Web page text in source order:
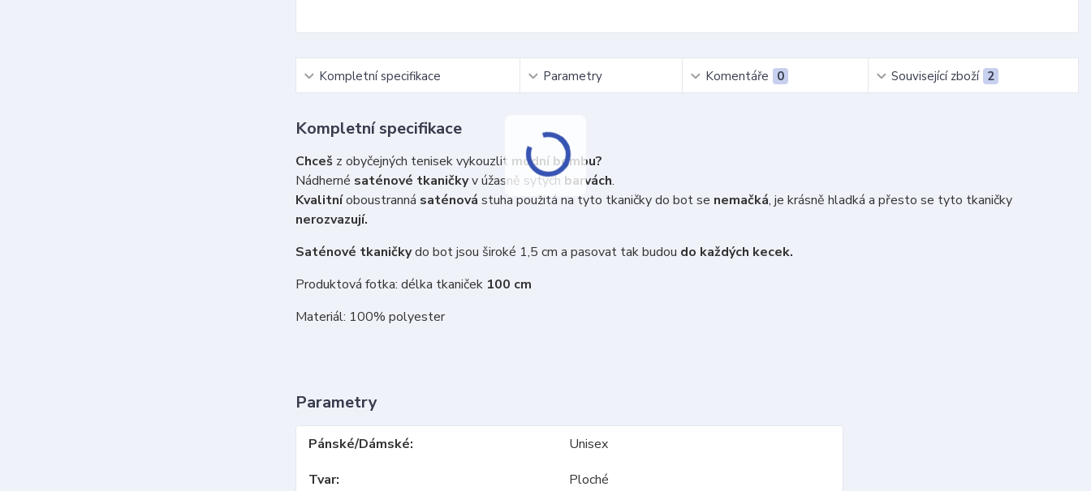
Kompletní specifikace Parametry Komentáře 0 Související zboží 2
Kompletní specifikace
Chcešz obyčejných tenisek vykouzlit módní bombu?
Nádherné saténové tkaničkyv úžasně sytých barvách.
Kvalitníoboustranná saténová stuha použitá na tyto tkaničky do bot se nemačká, je krásně hladká a přesto se tyto tkaničky
nerozvazují.
Saténové tkaničkydo bot jsou široké 1,5 cm a pasovat tak budou do každých kecek.
Produktová fotka: délka tkaniček 100 cm
Materiál: 100% polyester
Parametry
Pánské/Dámské
Unisex
Tvar
Ploché